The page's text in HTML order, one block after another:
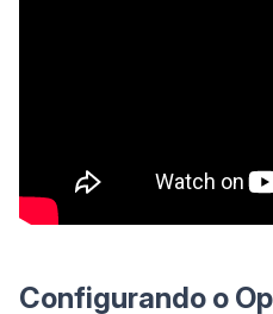
Configurando o